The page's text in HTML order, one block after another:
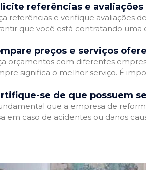
referências e avaliações
referências e verifique avaliações
que você está contratando
preços e serviços
orçamentos com diferentes
significa o melhor serviço. É
se de que possuem
que a empresa de
em caso de acidentes ou danos